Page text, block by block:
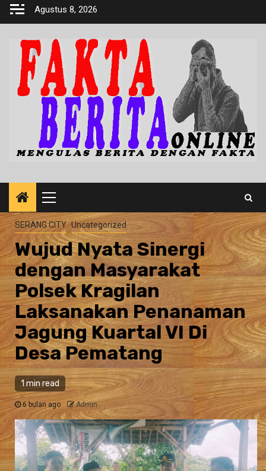
Skip
Agustus 8, 2026
Primary
Menu
SERANG CITY Uncategorized
Wujud Nyata Sinergi
dengan Masyarakat
Polsek Kragilan
Laksanakan Penanaman
Jagung Kuartal VI Di
Desa Pematang
1 min read
6 bulan ago Admin